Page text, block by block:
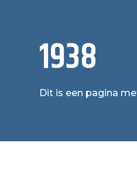
1938
Dit is een pagina